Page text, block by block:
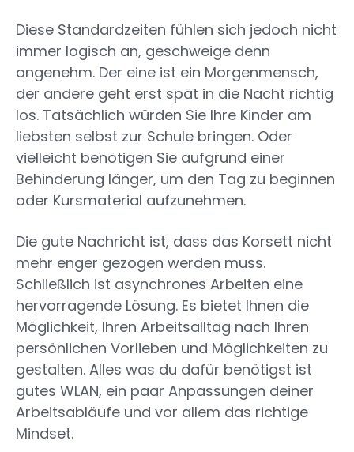
Diese Standardzeiten fühlen sich jedoch nicht
immer logisch an, geschweige denn
angenehm. Der eine ist ein Morgenmensch,
der andere geht erst spät in die Nacht richtig
los. Tatsächlich würden Sie Ihre Kinder am
liebsten selbst zur Schule bringen. Oder
vielleicht benötigen Sie aufgrund einer
Behinderung länger, um den Tag zu beginnen
oder Kursmaterial aufzunehmen.
Die gute Nachricht ist, dass das Korsett nicht
mehr enger gezogen werden muss.
Schließlich ist asynchrones Arbeiten eine
hervorragende Lösung. Es bietet Ihnen die
Möglichkeit, Ihren Arbeitsalltag nach Ihren
persönlichen Vorlieben und Möglichkeiten zu
gestalten. Alles was du dafür benötigst ist
gutes WLAN, ein paar Anpassungen deiner
Arbeitsabläufe und vor allem das richtige
Mindset.